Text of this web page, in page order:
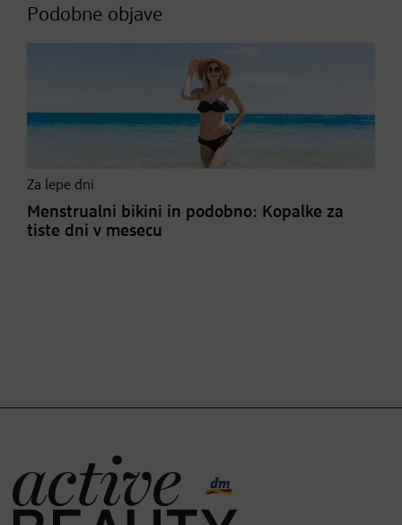
Podobne objave
Za lepe dni
Menstrualni bikini in podobno: Kopalke za
tiste dni v mesecu